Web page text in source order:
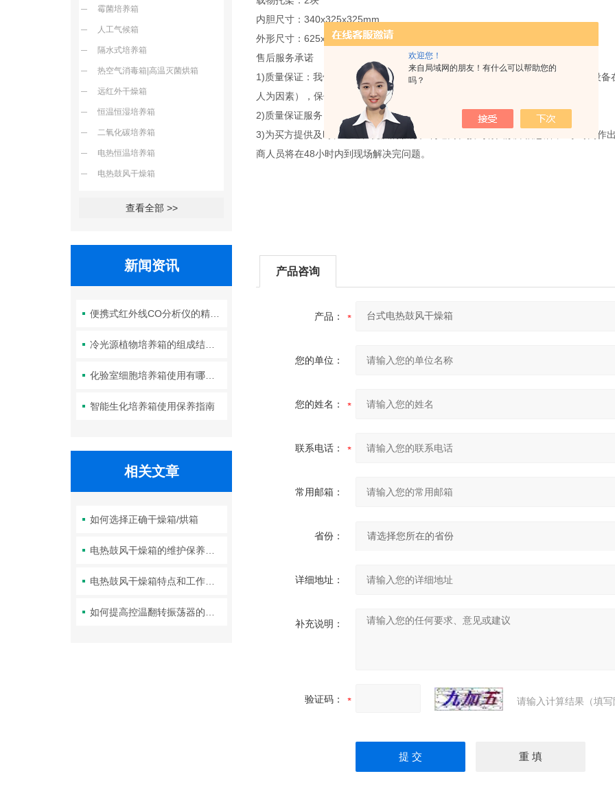
欢迎您！
来自局域网的朋友！有什么可以帮助您的
吗？
霉菌培养箱
人工气候箱
隔水式培养箱
热空气消毒箱|高温灭菌烘箱
远红外干燥箱
恒温恒湿培养箱
二氧化碳培养箱
电热恒温培养箱
电热鼓风干燥箱
查看全部 >>
新闻资讯
便携式红外线CO分析仪的精度如何？
冷光源植物培养箱的组成结构及作用分析
化验室细胞培养箱使用有哪些要求？箱体清洁如何进行？
智能生化培养箱使用保养指南
相关文章
如何选择正确干燥箱/烘箱
电热鼓风干燥箱的维护保养和正确使用方法
电热鼓风干燥箱特点和工作原理
内胆尺寸：340x325x325mm
外形尺寸：625x510x490mm
售后服务承诺
1)质量保证：我们对售出的产品承担质量保证，以保障买方的权益免受损失。如设
人为因素），保修期为一年。
2)质量保证服务：质保期内的设备，均可获得免费维修服务及免费坏件更换。
3)为买方提供及时、迅速、优质的服务。制造商在接到有关故障信息后，4小时内作
商人员将在48小时内到现场解决完问题。
产品咨询
产品：
您的单位：
您的姓名：
联系电话：
常用邮箱：
省份：
详细地址：
补充说明：
验证码： 请输入计算结果（填